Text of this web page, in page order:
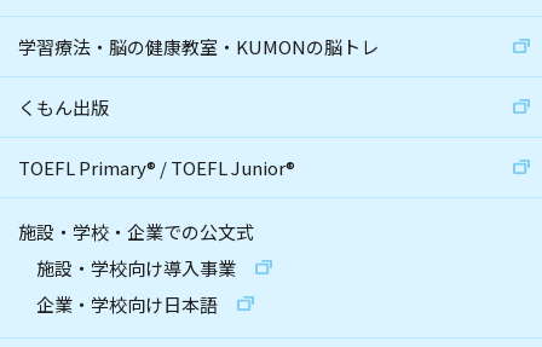
学習療法・脳の健康教室・KUMONの脳トレ
くもん出版
TOEFL Primary® /TOEFL Junior®
施設・学校・企業での公文式
施設・学校向け導入事業
企業・学校向け日本語